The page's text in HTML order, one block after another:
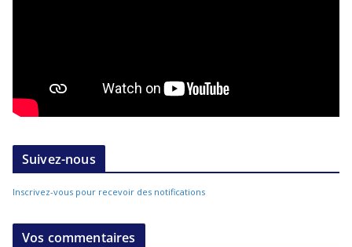
Suivez-nous
Inscrivez-vous pour recevoir des notifications
Vos commentaires